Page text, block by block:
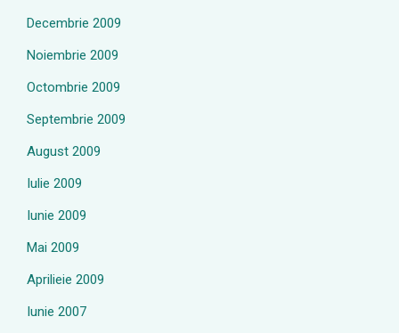
Decembrie 2009
Noiembrie 2009
Octombrie 2009
Septembrie 2009
August 2009
Iulie 2009
Iunie 2009
Mai 2009
Aprilieie 2009
Iunie 2007